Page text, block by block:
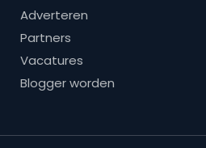
Adverteren
Partners
Vacatures
Blogger worden